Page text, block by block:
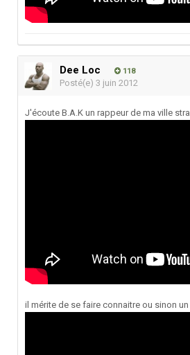
Dee Loc 118
Posté(e) 3 juin 2012
J'écoute B.A.K un rappeur de ma ville
il mérite de se faire connaitre ou sinon